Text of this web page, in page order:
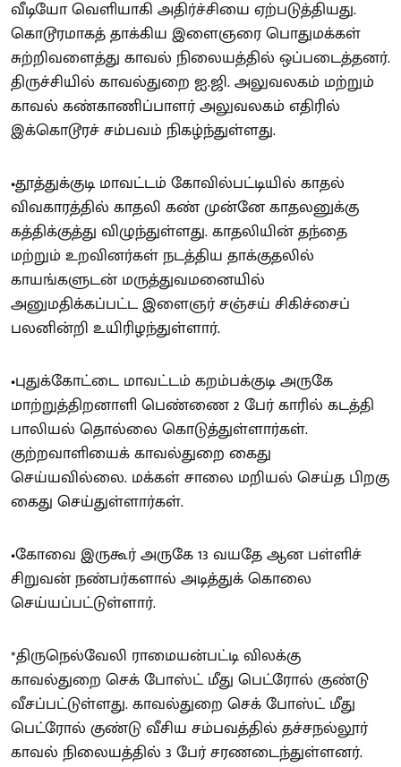
வீடியோ வெளியாகி அதிர்ச்சியை ஏற்படுத்தியது.
கொடூரமாகத் தாக்கிய இளைஞரை பொதுமக்கள்
சுற்றிவளைத்து காவல் நிலையத்தில் ஒப்படைத்தனர்.
திருச்சியில் காவல்துறை ஐ.ஜி. அலுவலகம் மற்றும்
காவல் கண்காணிப்பாளர் அலுவலகம் எதிரில்
இக்கொடூரச் சம்பவம் நிகழ்ந்துள்ளது.
•தூத்துக்குடி மாவட்டம் கோவில்பட்டியில் காதல்
விவகாரத்தில் காதலி கண் முன்னே காதலனுக்கு
கத்திக்குத்து விழுந்துள்ளது. காதலியின் தந்தை
மற்றும் உறவினர்கள் நடத்திய தாக்குதலில்
காயங்களுடன் மருத்துவமனையில்
அனுமதிக்கப்பட்ட இளைஞர் சஞ்சய் சிகிச்சைப்
பலனின்றி உயிரிழந்துள்ளார்.
•புதுக்கோட்டை மாவட்டம் கறம்பக்குடி அருகே
மாற்றுத்திறனாளி பெண்ணை 2 பேர் காரில் கடத்தி
பாலியல் தொல்லை கொடுத்துள்ளார்கள்.
குற்றவாளியைக் காவல்துறை கைது
செய்யவில்லை. மக்கள் சாலை மறியல் செய்த பிறகு
கைது செய்துள்ளார்கள்.
•கோவை இருகூர் அருகே 13 வயதே ஆன பள்ளிச்
சிறுவன் நண்பர்களால் அடித்துக் கொலை
செய்யப்பட்டுள்ளார்.
*திருநெல்வேலி ராமையன்பட்டி விலக்கு
காவல்துறை செக் போஸ்ட் மீது பெட்ரோல் குண்டு
வீசப்பட்டுள்ளது. காவல்துறை செக் போஸ்ட் மீது
பெட்ரோல் குண்டு வீசிய சம்பவத்தில் தச்சநல்லூர்
காவல் நிலையத்தில் 3 பேர் சரணடைந்துள்ளனர்.